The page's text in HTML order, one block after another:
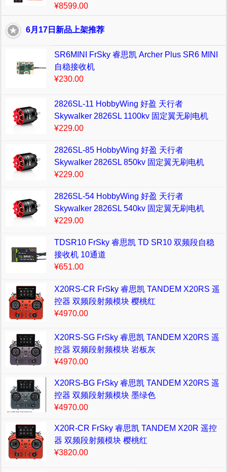
¥8599.00
6月17日新品上架推荐
SR6MINI FrSky 睿思凯 Archer Plus SR6 MINI
自稳接收机
¥230.00
2826SL-11 HobbyWing 好盈 天行者
Skywalker 2826SL 1100kv 固定翼无刷电机
¥229.00
2826SL-85 HobbyWing 好盈 天行者
Skywalker 2826SL 850kv 固定翼无刷电机
¥229.00
2826SL-54 HobbyWing 好盈 天行者
Skywalker 2826SL 540kv 固定翼无刷电机
¥229.00
TDSR10 FrSky 睿思凯 TD SR10 双频段自稳
接收机 10通道
¥651.00
X20RS-CR FrSky 睿思凯 TANDEM X20RS 遥
控器 双频段射频模块 樱桃红
¥4970.00
X20RS-SG FrSky 睿思凯 TANDEM X20RS 遥
控器 双频段射频模块 岩板灰
¥4970.00
X20RS-BG FrSky 睿思凯 TANDEM X20RS 遥
控器 双频段射频模块 墨绿色
¥4970.00
X20R-CR FrSky 睿思凯 TANDEM X20R 遥控
器 双频段射频模块 樱桃红
¥3820.00